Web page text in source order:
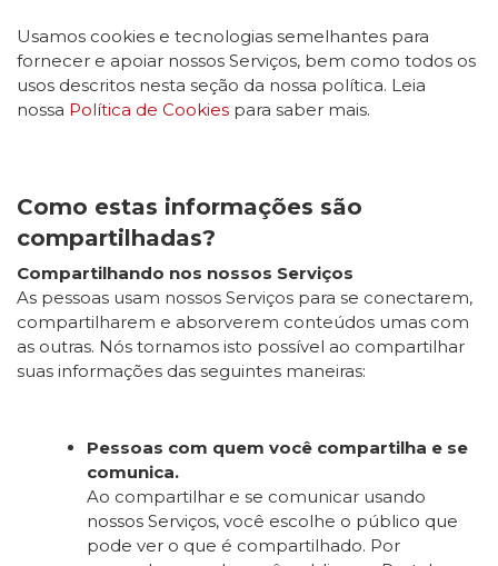
Usamos cookies e tecnologias semelhantes para
fornecer e apoiar nossos Serviços, bem como todos os
usos descritos nesta seção da nossa política. Leia
nossa Política de Cookies para saber mais.
Como estas informações são
compartilhadas?
Compartilhando nos nossos Serviços
As pessoas usam nossos Serviços para se conectarem,
compartilharem e absorverem conteúdos umas com
as outras. Nós tornamos isto possível ao compartilhar
suas informações das seguintes maneiras:
Pessoas com quem você compartilha e se
comunica.
Ao compartilhar e se comunicar usando
nossos Serviços, você escolhe o público que
pode ver o que é compartilhado. Por